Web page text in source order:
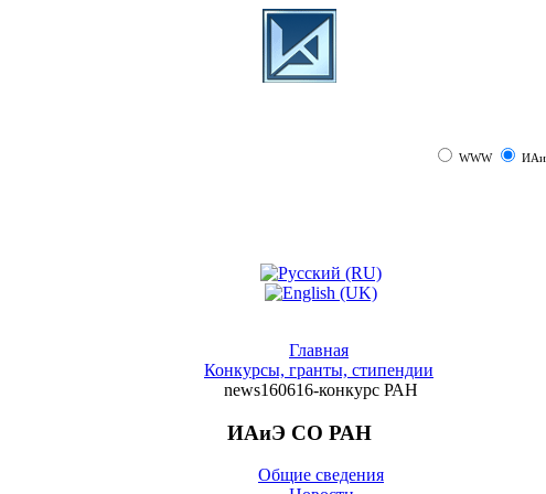
WWW
Главная
Конкурсы, гранты, стипендии
news160616-конкурс РАН
ИАиЭ СО РАН
Общие сведения